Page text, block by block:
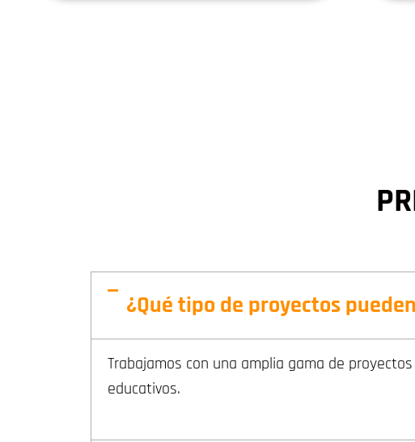
¿Qué tipo de proyectos
Trabajamos con una amplia gama de
educativos.